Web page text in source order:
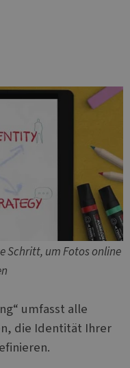
Schritt, um Fotos online
umfasst alle
die Identität Ihrer